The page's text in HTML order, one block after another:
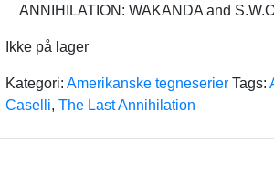
ANNIHILATION: WAKANDA and
Ikke på lager
Kategori: Amerikanske tegneserier Tags:
Caselli, The Last Annihilation